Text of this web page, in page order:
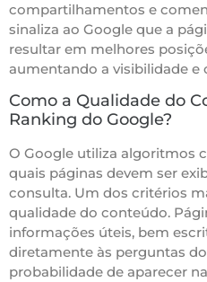
compartilhamentos e
sinaliza ao Google que a
resultar em melhores
aumentando a visibilidade e
Como a Qualidade do
Ranking do Google?
O Google utiliza algoritmos
quais páginas devem ser
consulta. Um dos critérios
qualidade do conteúdo.
informações úteis, bem
diretamente às perguntas
probabilidade de aparecer